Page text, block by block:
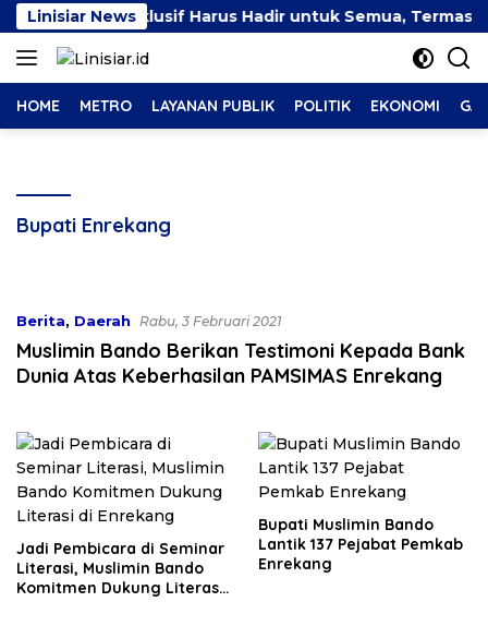
Langsung
ke
konten
Linisiar News
Kerja Inklusif Harus Hadir untuk Semua, Termasuk
HOME METRO LAYANAN PUBLIK POLITIK EKONOMI
Bupati Enrekang
Berita, Daerah Rabu, 3 Februari 2021
Muslimin Bando Berikan Testimoni Kepada Bank
Dunia Atas Keberhasilan PAMSIMAS Enrekang
Jadi Pembicara di Seminar
Literasi, Muslimin Bando
Komitmen Dukung Literasi
Bupati Muslimin Bando
Lantik 137 Pejabat Pemkab
Enrekang